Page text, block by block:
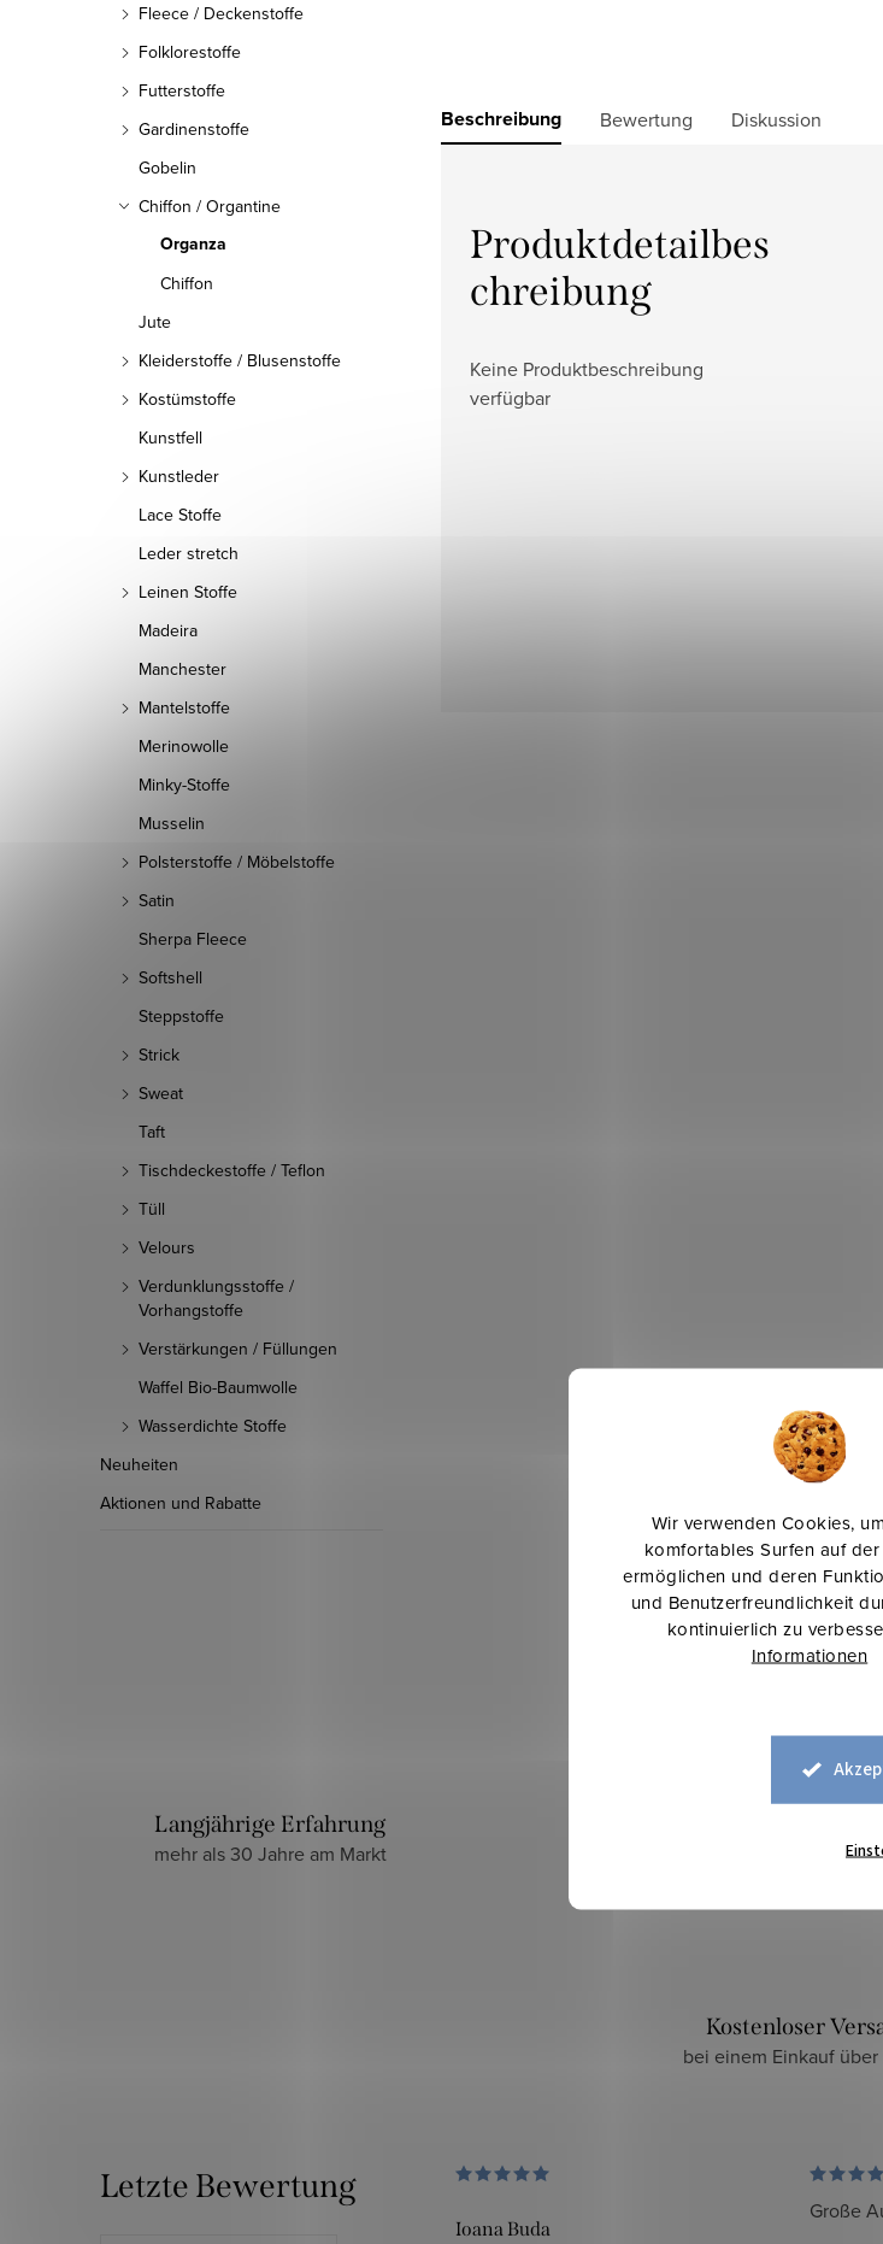
Wir verwenden Cookies,
komfortables Surfen auf
ermöglichen und deren
und Benutzerfreundlichkeit
kontinuierlich zu
Informationen
Fleece / Deckenstoffe
Folklorestoffe
Futterstoffe
Gardinenstoffe
Gobelin
Chiffon / Organtine
Organza
Chiffon
Jute
Kleiderstoffe / Blusenstoffe
Kostümstoffe
Kunstfell
Kunstleder
Lace Stoffe
Leder stretch
Leinen Stoffe
Madeira
Manchester
Mantelstoffe
Merinowolle
Minky-Stoffe
Musselin
Polsterstoffe / Möbelstoffe
Satin
Sherpa Fleece
Softshell
Steppstoffe
Strick
Sweat
Taft
Tischdeckestoffe / Teflon
Tüll
Velours
Verdunklungsstoffe /
Vorhangstoffe
Verstärkungen / Füllungen
Waffel Bio-Baumwolle
Wasserdichte Stoffe
Neuheiten
Aktionen und Rabatte
Beschreibung Bewertung Diskussion
Produktdetailbes
chreibung
Keine Produktbeschreibung
verfügbar
Langjährige Erfahrung
mehr als 30 Jahre am Markt zuverlässiger und
Kostenloser
bei einem Einkauf
Letzte Bewertung
Ioana Buda
Große